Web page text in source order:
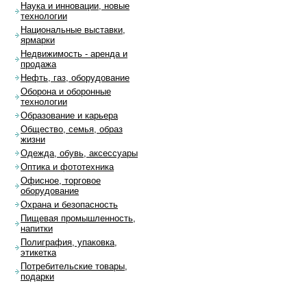
Наука и инновации, новые
технологии
Национальные выставки,
ярмарки
Недвижимость - аренда и
продажа
Нефть, газ, оборудование
Оборона и оборонные
технологии
Образование и карьера
Общество, семья, образ
жизни
Одежда, обувь, аксессуары
Оптика и фототехника
Офисное, торговое
оборудование
Охрана и безопасность
Пищевая промышленность,
напитки
Полиграфия, упаковка,
этикетка
Потребительские товары,
подарки